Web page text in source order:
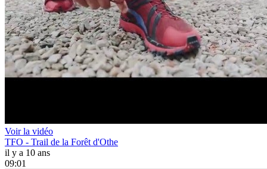
Voir la vidéo
TFO - Trail de la Forêt d'Othe
il y a 10 ans
09:01